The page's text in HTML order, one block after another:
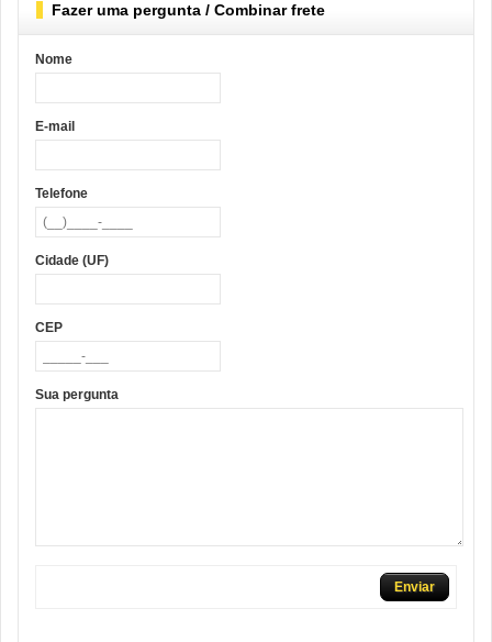
Fazer uma pergunta / Combinar frete
Nome
E-mail
Telefone
Cidade (UF)
CEP
Sua pergunta
Enviar